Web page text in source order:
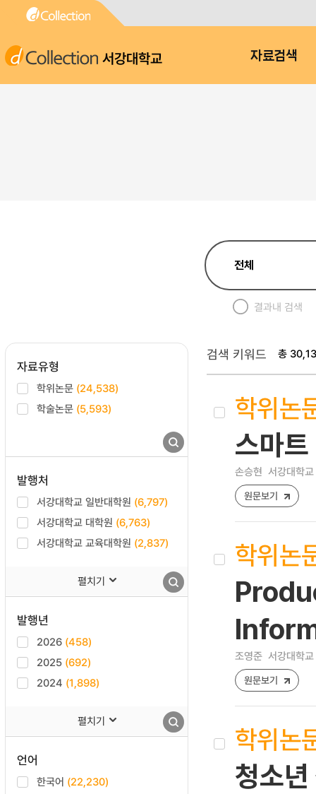
서강대학교 자료검색
결과내 검색
자료유형
학위논문 (24,538)
학술논문 (5,593)
발행처
서강대학교 일반대학원 (6,797)
서강대학교 대학원 (6,763)
서강대학교 교육대학원 (2,837)
펼치기
발행년
2026 (458)
2025 (692)
2024 (1,898)
펼치기
언어
한국어 (22,230)
검색 키워드 총
학위논
스마
손승현 서강대학
원문보기
학위논
조영준 서강대학
원문보기
학위논
청소